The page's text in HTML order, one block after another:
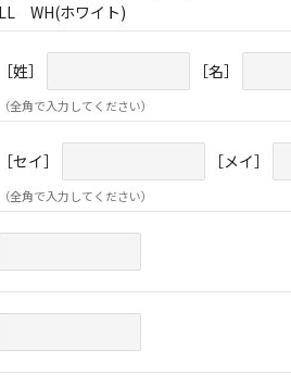
LL WH(ホワイト)
［姓］ ［名］
（全角で入力してください）
［セイ］ ［メイ］
（全角で入力してください）